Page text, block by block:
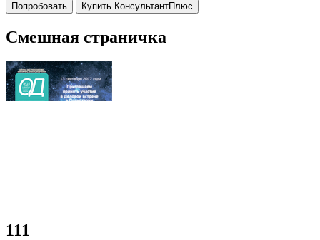
Попробовать Купить КонсультантПлюс
Смешная страничка
111